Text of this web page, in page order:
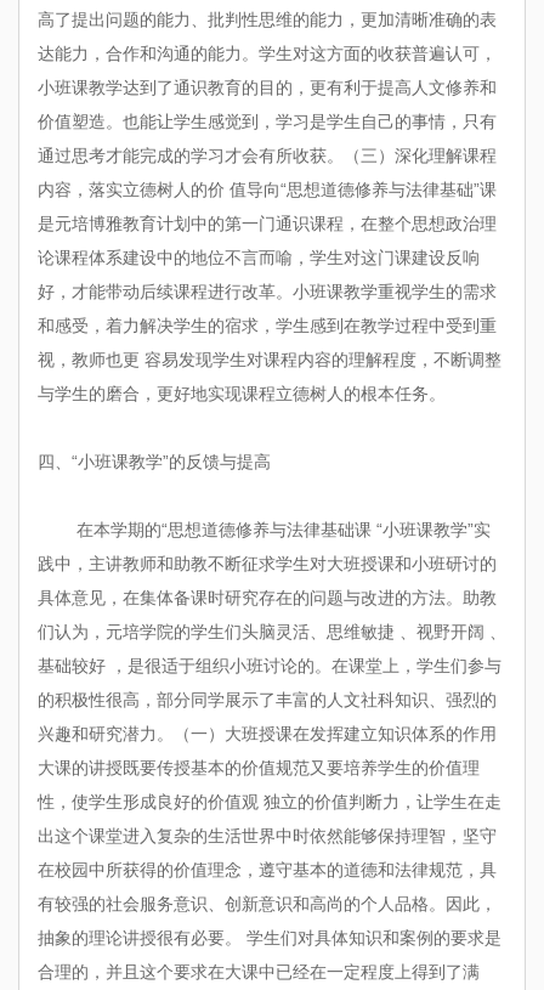
高了提出问题的能力、批判性思维的能力，更加清晰准确的表
达能力，合作和沟通的能力。学生对这方面的收获普遍认可，
小班课教学达到了通识教育的目的，更有利于提高人文修养和
价值塑造。也能让学生感觉到，学习是学生自己的事情，只有
通过思考才能完成的学习才会有所收获。（三）深化理解课程
内容，落实立德树人的价 值导向“思想道德修养与法律基础”课
是元培博雅教育计划中的第一门通识课程，在整个思想政治理
论课程体系建设中的地位不言而喻，学生对这门课建设反响
好，才能带动后续课程进行改革。小班课教学重视学生的需求
和感受，着力解决学生的宿求，学生感到在教学过程中受到重
视，教师也更 容易发现学生对课程内容的理解程度，不断调整
与学生的磨合，更好地实现课程立德树人的根本任务。
四、“小班课教学”的反馈与提高
在本学期的“思想道德修养与法律基础课 “小班课教学”实
践中，主讲教师和助教不断征求学生对大班授课和小班研讨的
具体意见，在集体备课时研究存在的问题与改进的方法。助教
们认为，元培学院的学生们头脑灵活、思维敏捷 、视野开阔 、
基础较好 ，是很适于组织小班讨论的。在课堂上，学生们参与
的积极性很高，部分同学展示了丰富的人文社科知识、强烈的
兴趣和研究潜力。（一）大班授课在发挥建立知识体系的作用
大课的讲授既要传授基本的价值规范又要培养学生的价值理
性，使学生形成良好的价值观 独立的价值判断力，让学生在走
出这个课堂进入复杂的生活世界中时依然能够保持理智，坚守
在校园中所获得的价值理念，遵守基本的道德和法律规范，具
有较强的社会服务意识、创新意识和高尚的个人品格。因此，
抽象的理论讲授很有必要。 学生们对具体知识和案例的要求是
合理的，并且这个要求在大课中已经在一定程度上得到了满